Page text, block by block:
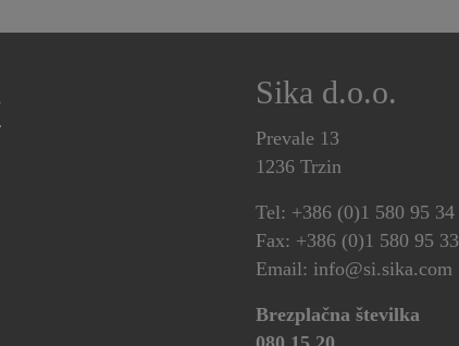
Sika d.o.o.
Prevale 13
1236 Trzin
Tel: +386 (0)1 580 95 34
Fax: +386 (0)1 580 95 33
Email: info@si.sika.com
Brezplačna številka